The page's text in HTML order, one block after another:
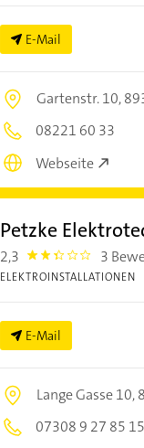
E-Mail
Gartenstr. 10,
08221 60 33
Webseite
Petzke
2,3 2.3 3
ELEKTROINSTALLATIONEN
E-Mail
Lange Gasse 10,
07308 9 27 85 15